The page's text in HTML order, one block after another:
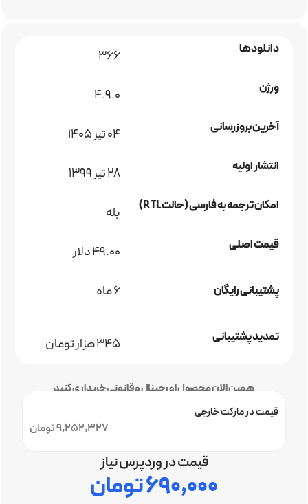
دانلودها 366
ورژن 4.9.0
آخرین بروزرسانی 04 تیر 1405
انتشار اولیه 28 تیر 1399
امکان ترجمه به فارسی (حالت RTL) بله
قیمت اصلی 49.00 دلار
پشتیبانی رایگان 6 ماه
تمدید پشتیبانی 345 هزار تومان
همین الان محصول اورجینال و قانونی خریداری کنید
9,252,327 تومان
قیمت در مارکت خارجی
قیمت در وردپرس نیاز
۶۹۰,۰۰۰تومان